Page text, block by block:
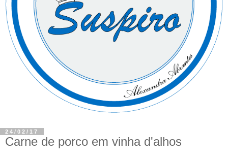
24/02/17
Carne de porco em vinha d'alhos